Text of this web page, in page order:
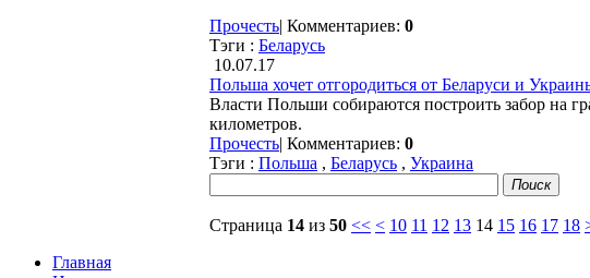
Прочесть| Комментариев: 0
Тэги : Беларусь
10.07.17
Польша хочет отгородиться от Беларуси и
Власти Польши собираются построить забор на
километров.
Прочесть| Комментариев: 0
Тэги : Польша , Беларусь , Украина
Поиск
Страница 14 из 50 << < 10 11 12 13 14 15 16 17 18
Главная